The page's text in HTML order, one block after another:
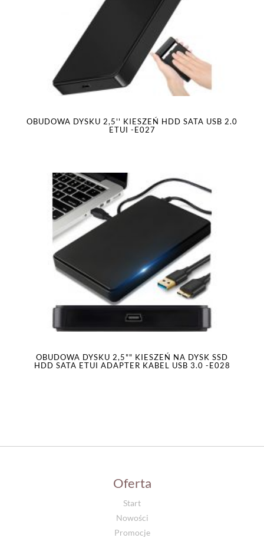
OBUDOWA DYSKU 2,5'' KIESZEŃ HDD SATA USB 2.0
ETUI -E027
OBUDOWA DYSKU 2,5"" KIESZEŃ NA DYSK SSD
HDD SATA ETUI ADAPTER KABEL USB 3.0 -E028
Oferta
Start
Nowości
Promocje